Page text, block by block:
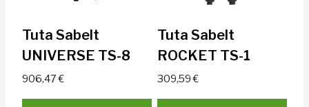
Tuta Sabelt
UNIVERSE TS-8
906,47€
Tuta Sabelt
ROCKET TS-1
309,59€